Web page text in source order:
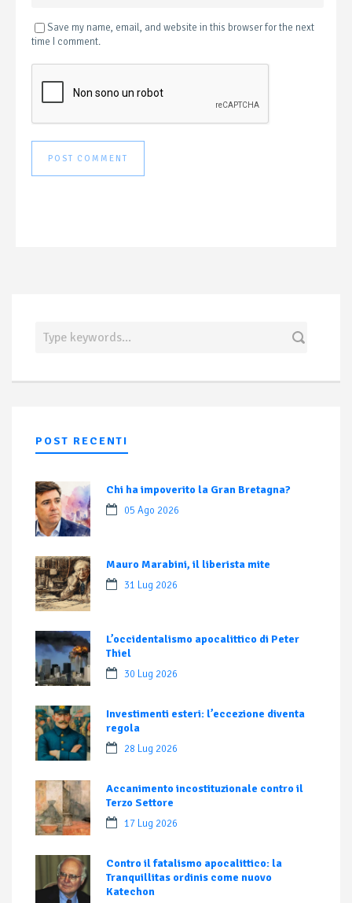
Save my name, email, and website in this browser for the next
time I comment.
POST RECENTI
Chi ha impoverito la Gran Bretagna?
05 Ago 2026
Mauro Marabini, il liberista mite
31 Lug 2026
L’occidentalismo apocalittico di Peter
Thiel
30 Lug 2026
Investimenti esteri: l’eccezione diventa
regola
28 Lug 2026
Accanimento incostituzionale contro il
Terzo Settore
17 Lug 2026
Contro il fatalismo apocalittico: la
Tranquillitas ordinis come nuovo
Katechon